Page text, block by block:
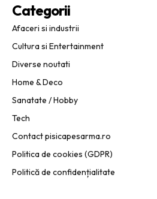
Categorii
Afaceri si industrii
Cultura si Entertainment
Diverse noutati
Home & Deco
Sanatate / Hobby
Tech
Contact pisicapesarma.ro
Politica de cookies (GDPR)
Politică de confidențialitate